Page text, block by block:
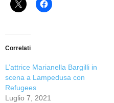
Correlati
L’attrice Marianella Bargilli in
scena a Lampedusa con
Refugees
Luglio 7, 2021